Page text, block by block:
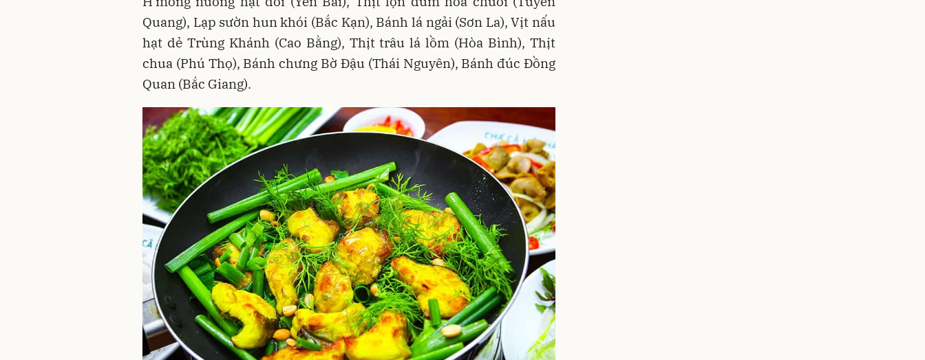
Quang), Lạp sườn hun khói (Bắc Kạn), Bánh lá ngải (Sơn La), Vịt nấu
hạt dẻ Trùng Khánh (Cao Bằng), Thịt trâu lá lồm (Hòa Bình), Thịt
chua (Phú Thọ), Bánh chưng Bờ Đậu (Thái Nguyên), Bánh đúc Đồng
Quan (Bắc Giang).